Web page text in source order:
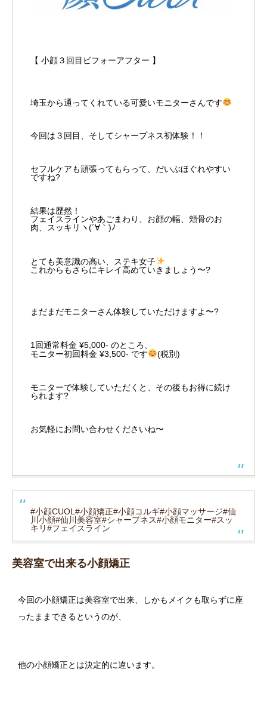
【 小顔３回目ビフォーアフター 】
埼玉から通ってくれている可愛いモニターさんです
今回は３回目、そしてシャープネス初体験！！
セフルケアも頑張ってもらって、だいぶほぐれやすい
ですね?
結果は歴然！
フェイスラインやあごまわり、お顔の幅、頬骨のお
肉、スッキリヽ(´∀｀)ﾉ
とても美意識の高い、ステキ女子
これからもさらにキレイ高めていきましょう〜?
まだまだモニターさん体験していただけますよ〜?
1回通常料金 ¥5,000- のところ、
モニター初回料金 ¥3,500- です
(税別)
モニターで体験していただくと、その後もお得に続け
られます?
お気軽にお問い合わせくださいね〜
#小顔CUOL #小顔矯正#小顔コルギ#小顔マッサージ#仙
川小顔#仙川美容室#シャープネス#小顔モニター#スッ
キリ#フェイスライン
美容室で出来る小顔矯正
今回の小顔矯正は美容室で出来、しかもメイクも取らずに座
ったままできるというのが、
他の小顔矯正とは決定的に違います。